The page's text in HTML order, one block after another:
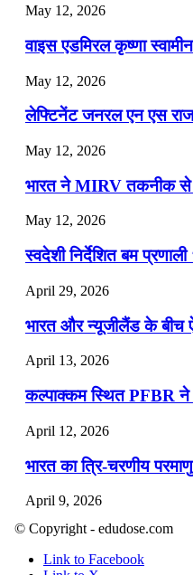
📝 डेली करेंट अफेयर्स:
May 12, 2026
वाइस एडमिरल कृष्णा
May 12, 2026
लेफ्टिनेंट जनरल एन एस
May 12, 2026
भारत ने MIRV तकनीक से
May 12, 2026
स्वदेशी निर्देशित बम
April 29, 2026
भारत और न्यूजीलैंड के बीच
April 13, 2026
कल्पाक्कम स्थित PFBR ने
April 12, 2026
भारत का त्रि-चरणीय
April 9, 2026
नासा का आर्टेमिस-2
April 7, 2026
© Copyright - edudose.com
Link to Facebook